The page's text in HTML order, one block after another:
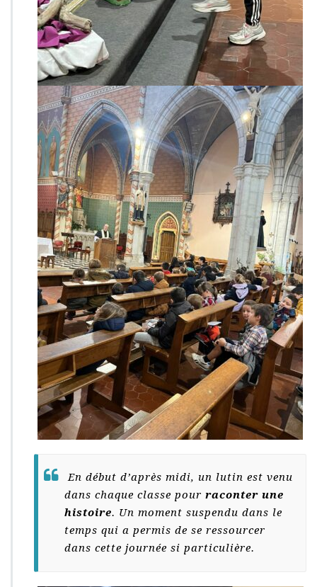
En début d’après midi, un lutin est venu
dans chaque classe pour raconter une
histoire. Un moment suspendu dans le
temps qui a permis de se ressourcer
dans cette journée si particulière.